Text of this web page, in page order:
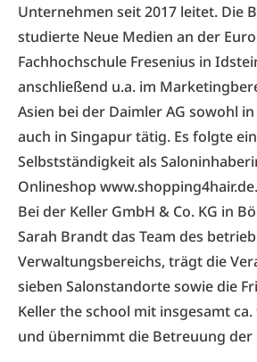
Unternehmen seit 2017 leitet. Die
studierte Neue Medien an der
Fachhochschule Fresenius in
anschließend u.a. im
Asien bei der Daimler AG sowohl
auch in Singapur tätig. Es folgte
Selbstständigkeit als
Onlineshop www.shopping4hair.de.
Bei der Keller GmbH & Co. KG in
Sarah Brandt das Team des
Verwaltungsbereichs, trägt die
sieben Salonstandorte sowie die
Keller the school mit insgesamt
und übernimmt die Betreuung der